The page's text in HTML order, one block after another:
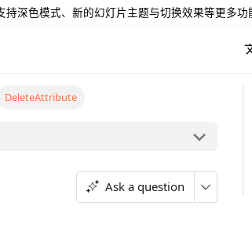
深色模式、新的幻灯片主题与切换效果等更多功
DeleteAttribute
Ask a question